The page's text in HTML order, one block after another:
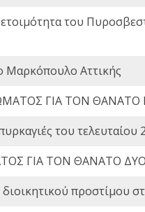
του
Μαρκόπουλο Αττικής
ΓΙΑ ΤΟΝ
του
ΓΙΑ ΤΟΝ ΘΑΝΑΤΟ
προστίμου